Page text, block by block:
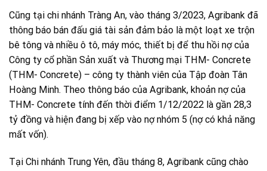
Cũng tại chi nhánh Tràng An, vào tháng 3/2023, Agribank đã
thông báo bán đấu giá tài sản đảm bảo là một loạt xe trộn
bê tông và nhiều ô tô, máy móc, thiết bị để thu hồi nợ của
Công ty cổ phần Sản xuất và Thương mại THM- Concrete
(THM- Concrete) – công ty thành viên của Tập đoàn Tân
Hoàng Minh. Theo thông báo của Agribank, khoản nợ của
THM- Concrete tính đến thời điểm 1/12/2022 là gần 28,3
tỷ đồng và hiện đang bị xếp vào nợ nhóm 5 (nợ có khả năng
mất vốn).
Tại Chi nhánh Trung Yên, đầu tháng 8, Agribank cũng chào